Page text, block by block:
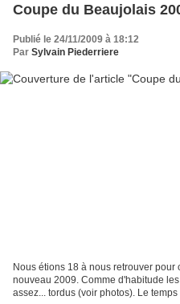
Coupe du Beaujolais
Publié le 24/11/2009 à 18:12
Par Sylvain Piederriere
Nous étions 18 à nous retrouver
nouveau 2009. Comme d'habitude
assez... tordus (voir photos). Le